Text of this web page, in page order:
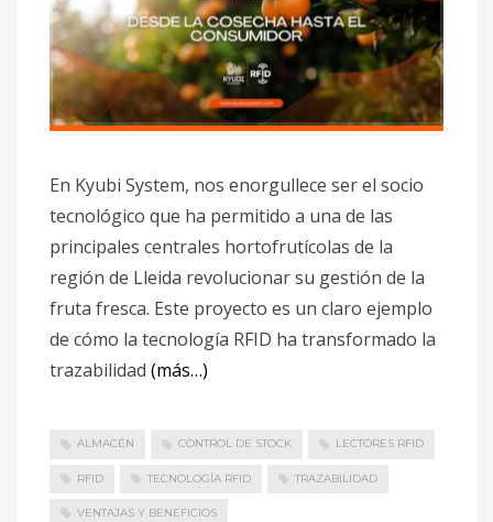
En Kyubi System, nos enorgullece ser el socio
tecnológico que ha permitido a una de las
principales centrales hortofrutícolas de la
región de Lleida revolucionar su gestión de la
fruta fresca. Este proyecto es un claro ejemplo
de cómo la tecnología RFID ha transformado la
trazabilidad (más…)
ALMACÉN CONTROL DE STOCK LECTORES RFID
RFID TECNOLOGÍA RFID TRAZABILIDAD
VENTAJAS Y BENEFICIOS